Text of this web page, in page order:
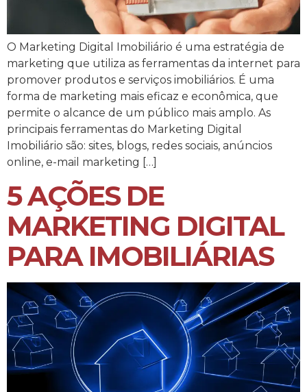
O Marketing Digital Imobiliário é uma estratégia de
marketing que utiliza as ferramentas da internet para
promover produtos e serviços imobiliários. É uma
forma de marketing mais eficaz e econômica, que
permite o alcance de um público mais amplo. As
principais ferramentas do Marketing Digital
Imobiliário são: sites, blogs, redes sociais, anúncios
online, e-mail marketing […]
5 AÇÕES DE
MARKETING DIGITAL
PARA IMOBILIÁRIAS